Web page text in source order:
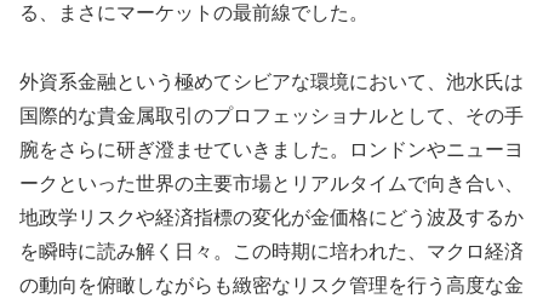
る、まさにマーケットの最前線でした。
外資系金融という極めてシビアな環境において、池水氏は
国際的な貴金属取引のプロフェッショナルとして、その手
腕をさらに研ぎ澄ませていきました。ロンドンやニューヨ
ークといった世界の主要市場とリアルタイムで向き合い、
地政学リスクや経済指標の変化が金価格にどう波及するか
を瞬時に読み解く日々。この時期に培われた、マクロ経済
の動向を俯瞰しながらも緻密なリスク管理を行う高度な金